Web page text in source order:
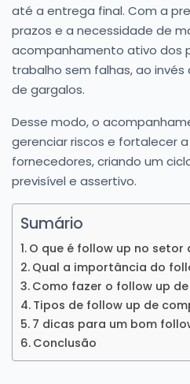
até a entrega final. Com a
prazos e a necessidade de
acompanhamento ativo dos
trabalho sem falhas, ao
de gargalos.
Desse modo, o
gerenciar riscos e fortalecer
fornecedores, criando um
previsível e assertivo.
Sumário
O que é follow up no setor
Qual a importância do
Como fazer o follow up
Tipos de follow up de
7 dicas para um bom
Conclusão